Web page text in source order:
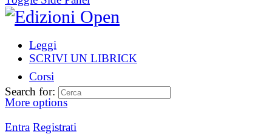
Leggi
SCRIVI UN LIBRICK
Corsi
More options
Entra Registrati
Search for: